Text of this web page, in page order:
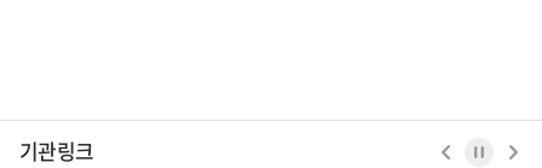
기관링크